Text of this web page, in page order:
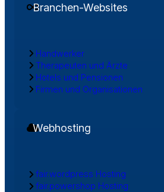
Branchen-Websites
Handwerker
Therapeuten und Ärzte
Hotels und Pensionen
Firmen und Organisationen
Webhosting
fair.wordpress Hosting
fair.powershop Hosting